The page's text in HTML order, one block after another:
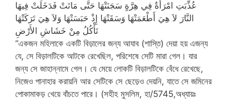
عُذِّبَتِ امْرَأَةٌ فِي هِرَّةٍ سَجَنَتْهَا حَتَّى مَاتَتْ فَدَخَلَتْ فِيهَا
النَّارَ لاَ هِيَ أَطْعَمَتْهَا وَسَقَتْهَا إِذْ حَبَسَتْهَا وَلاَ هِيَ تَرَكَتْهَا
تَأْكُلُ مِنْ خَشَاشِ الأَرْضِ
“একজন মহিলাকে একটি বিড়ালের জন্য আযাব (শাস্তি) দেয়া হয় এজন্য
যে, সে বিড়ালটিকে আটকে রেখেছিল, পরিশেষে সেটি মারা গেল। যার
জন্য সে জাহান্নামে গেল। যে মেয়ে লোকটি বিড়ালটিকে বেঁধে রেখেছে,
নিজেও পানাহার করায়নি আর সেটিকে সে ছেড়েও দেয়নি, যাতে সে জমিনের
পোকামাকড় খেয়ে বাঁচতে পারে। (সহীহ মুসলিম, হা/5745,অধ্যায়ঃ